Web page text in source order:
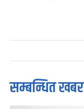
सम्बन्धित खबर